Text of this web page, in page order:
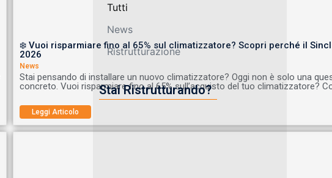
❄️ Vuoi risparmiare fino al 65% sul climatizzatore? Scopri perché il
2026
News
Stai pensando di installare un nuovo climatizzatore? Oggi non è solo una
concreto. Vuoi risparmiare fino al 65% sull’acquisto del tuo climatizzatore?
Leggi Articolo
News
Ristrutturazione
Tutti
Stai Ristrutturando?